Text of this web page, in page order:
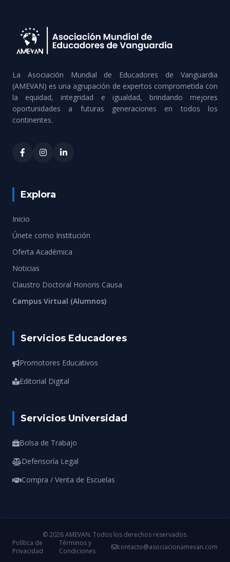
La Asociación Mundial de Educadores de Vanguardia
(AMEVAN) es una agrupación de expertos comprometida con
la equidad, integridad e igualdad, brindando mejores
oportunidades a futuras generaciones en todos los
continentes.
Explora
Inicio
Únete como Institución
Oferta Académica
Noticias
Claustro Doctoral Honoris Causa
Campus Virtual (Alumnos)
Servicios Educadores
Promotores Educativos
Editorial Digital
Servicios Universidad
Bolsa de Trabajo
Defensoría Legal
Compra / Venta de Escuelas
© 2026 AMEVAN. Todos los derechos reservados.
Política de
Privacidad
Términos y
Condiciones
contacto@asociacionamevan.com